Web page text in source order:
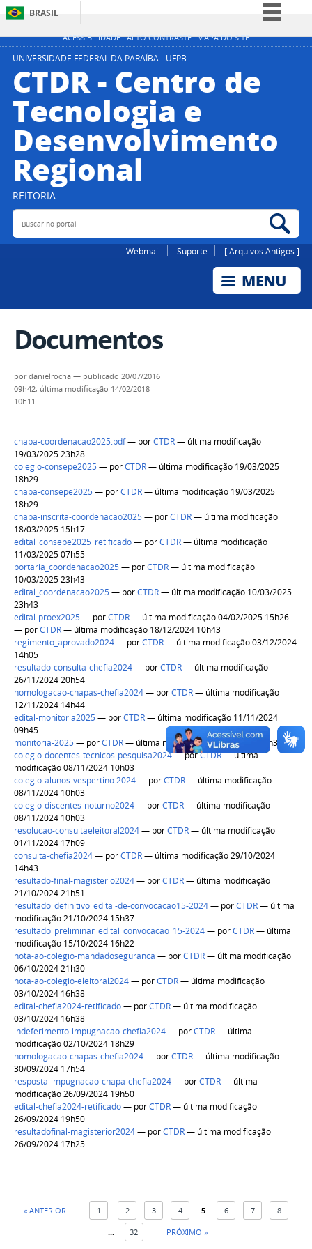
ACESSIBILIDADE ALTO CONTRASTE MAPA DO SITE
BRASIL
Simplifique!
Participe
Legislação
Canais
UNIVERSIDADE FEDERAL DA PARAÍBA - UFPB
CTDR - Centro de
Tecnologia e
Desenvolvimento
Regional
REITORIA
Buscar no portal
Webmail Suporte [ Arquivos Antigos ]
Documentos
pordanielrocha — publicado 20/07/2016
09h42, última modificação 14/02/2018
10h11
chapa-coordenacao2025.pdf— porCTDR— última modificação
19/03/2025 23h28
colegio-consepe2025— porCTDR— última modificação 19/03/2025
18h29
chapa-consepe2025— porCTDR— última modificação 19/03/2025
18h29
chapa-inscrita-coordenacao2025— porCTDR— última modificação
18/03/2025 15h17
edital_consepe2025_retificado— porCTDR— última modificação
11/03/2025 07h55
portaria_coordenacao2025— porCTDR— última modificação
10/03/2025 23h43
edital_coordenacao2025— porCTDR— última modificação 10/03/2025
23h43
edital-proex2025— porCTDR— última modificação 04/02/2025 15h26
— porCTDR— última modificação 18/12/2024 10h43
regimento_aprovado2024— porCTDR— última modificação 03/12/2024
14h05
resultado-consulta-chefia2024— porCTDR— última modificação
26/11/2024 20h54
homologacao-chapas-chefia2024— porCTDR— última modificação
12/11/2024 14h44
edital-monitoria2025— porCTDR— última modificação 11/11/2024
09h45
monitoria-2025— porCTDR— última modificação 08/11/2024 11h33
colegio-docentes-tecnicos-pesquisa2024—porCTDR— última
modificação 08/11/2024 10h03
colegio-alunos-vespertino 2024— porCTDR— última modificação
08/11/2024 10h03
colegio-discentes-noturno2024— porCTDR— última modificação
08/11/2024 10h03
resolucao-consultaeleitoral2024— porCTDR— última modificação
01/11/2024 17h09
consulta-chefia2024— porCTDR— última modificação 29/10/2024
14h43
resultado-final-magisterio2024— porCTDR— última modificação
21/10/2024 21h51
resultado_definitivo_edital-de-convocacao15-2024— porCTDR— última
modificação 21/10/2024 15h37
resultado_preliminar_edital_convocacao_15-2024— porCTDR— última
modificação 15/10/2024 16h22
nota-ao-colegio-mandadoseguranca — porCTDR— última modificação
06/10/2024 21h30
nota-ao-colegio-eleitoral2024— porCTDR— última modificação
03/10/2024 16h38
edital-chefia2024-retificado— porCTDR— última modificação
03/10/2024 16h38
indeferimento-impugnacao-chefia2024— porCTDR— última
modificação 02/10/2024 18h29
homologacao-chapas-chefia2024— porCTDR— última modificação
30/09/2024 17h54
resposta-impugnacao-chapa-chefia2024— porCTDR— última
modificação 26/09/2024 19h50
edital-chefia2024-retificado— porCTDR— última modificação
26/09/2024 19h50
resultadofinal-magisterior2024— porCTDR— última modificação
26/09/2024 17h25
« ANTERIOR 1 2 3 4 5 6 7 8
... 32 PRÓXIMO »